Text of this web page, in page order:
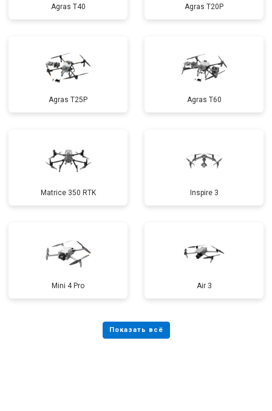
Agras T40 Agras T20P
Agras T25P Agras T60
Matrice 350 RTK Inspire 3
Mini 4 Pro Air 3